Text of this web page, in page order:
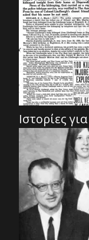
Ιστορίες